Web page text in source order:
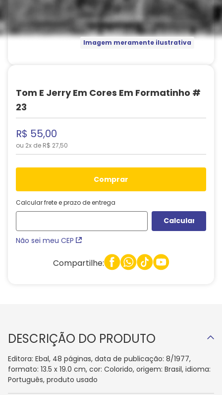
Imagem meramente ilustrativa
Tom E Jerry Em Cores Em Formatinho #
23
R$ 55,00
ou 2x de R$ 27,50
comprar
Calcular frete e prazo de entrega
Não sei meu CEP
Compartilhe:
DESCRIÇÃO DO PRODUTO
Editora: Ebal, 48 páginas, data de publicação: 8/1977,
formato: 13.5 x 19.0 cm, cor: Colorido, origem: Brasil, idioma:
Português, produto usado